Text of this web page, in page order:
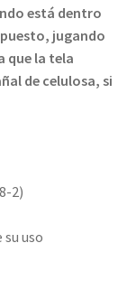
está dentro
jugando
que la tela
de celulosa, si
2)
su uso